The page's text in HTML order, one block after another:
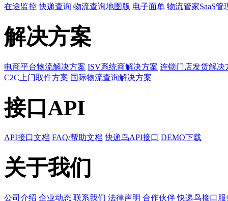
在途监控 快递查询 物流查询地图版 电子面单 物流管家SaaS管
解决方案
电商平台物流解决方案 ISV系统商解决方案 连锁门店发货解决
C2C上门取件方案 国际物流查询解决方案
接口API
API接口文档 FAQ/帮助文档 快递鸟API接口 DEMO下载
关于我们
公司介绍 企业动态 联系我们 法律声明 合作伙伴 快递鸟接口服